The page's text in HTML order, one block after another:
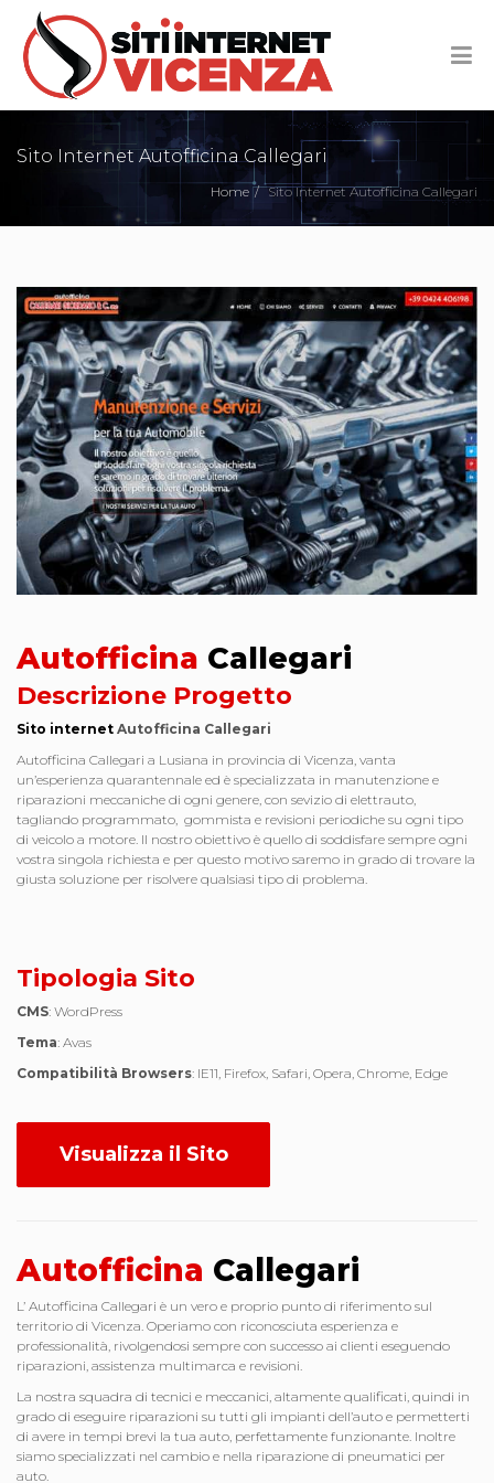
Sito Internet Autofficina Callegari
Home Sito Internet Autofficina Callegari
Autofficina Callegari
Descrizione Progetto
Sito internet Autofficina Callegari
Autofficina Callegari a Lusiana in provincia di Vicenza, vanta
un’esperienza quarantennale ed è specializzata in manutenzione e
riparazioni meccaniche di ogni genere, con sevizio di elettrauto,
tagliando programmato, gommista e revisioni periodiche su ogni tipo
di veicolo a motore. Il nostro obiettivo è quello di soddisfare sempre ogni
vostra singola richiesta e per questo motivo saremo in grado di trovare la
giusta soluzione per risolvere qualsiasi tipo di problema.
Tipologia Sito
CMS: WordPress
Tema: Avas
Compatibilità Browsers: IE11, Firefox, Safari, Opera, Chrome, Edge
Visualizza il Sito
Autofficina Callegari
L’ Autofficina Callegari è un vero e proprio punto di riferimento sul
territorio di Vicenza. Operiamo con riconosciuta esperienza e
professionalità, rivolgendosi sempre con successo ai clienti eseguendo
riparazioni, assistenza multimarca e revisioni.
La nostra squadra di tecnici e meccanici, altamente qualificati, quindi in
grado di eseguire riparazioni su tutti gli impianti dell’auto e permetterti
di avere in tempi brevi la tua auto, perfettamente funzionante. Inoltre
siamo specializzati nel cambio e nella riparazione di pneumatici per
auto.